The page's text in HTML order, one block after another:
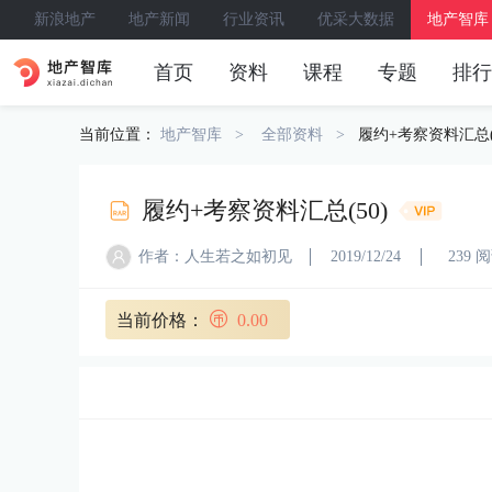
新浪地产 地产新闻 行业资讯 优采大数据 地产智库
首页 资料 课程 专题 排
当前位置： 地产智库 全部资料 履约+考察资料汇
履约+考察资料汇总(50)
作者：人生若之如初见 2019/12/24 239
当前价格： 0.00